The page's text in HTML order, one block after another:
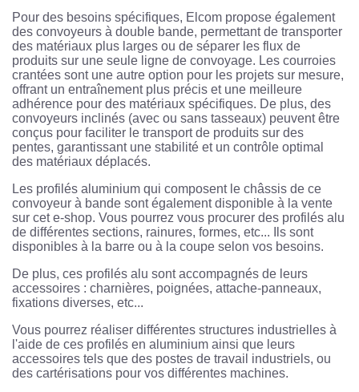
Pour des besoins spécifiques, Elcom propose également
des convoyeurs à double bande, permettant de transporter
des matériaux plus larges ou de séparer les flux de
produits sur une seule ligne de convoyage. Les courroies
crantées sont une autre option pour les projets sur mesure,
offrant un entraînement plus précis et une meilleure
adhérence pour des matériaux spécifiques. De plus, des
convoyeurs inclinés (avec ou sans tasseaux) peuvent être
conçus pour faciliter le transport de produits sur des
pentes, garantissant une stabilité et un contrôle optimal
des matériaux déplacés.
Les profilés aluminium qui composent le châssis de ce
convoyeur à bande sont également disponible à la vente
sur cet e-shop. Vous pourrez vous procurer des profilés alu
de différentes sections, rainures, formes, etc... Ils sont
disponibles à la barre ou à la coupe selon vos besoins.
De plus, ces profilés alu sont accompagnés de leurs
accessoires : charnières, poignées, attache-panneaux,
fixations diverses, etc...
Vous pourrez réaliser différentes structures industrielles à
l'aide de ces profilés en aluminium ainsi que leurs
accessoires tels que des postes de travail industriels, ou
des cartérisations pour vos différentes machines.